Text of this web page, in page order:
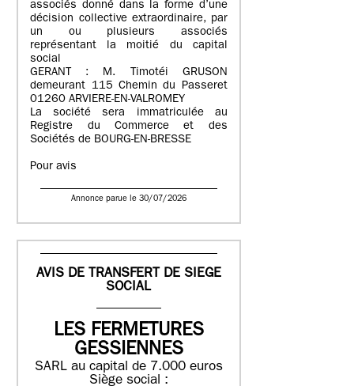
associés donné dans la forme d’une
décision collective extraordinaire, par
un ou plusieurs associés
représentant la moitié du capital
social
GERANT : M. Timotéi GRUSON
demeurant 115 Chemin du Passeret
01260 ARVIERE-EN-VALROMEY
La société sera immatriculée au
Registre du Commerce et des
Sociétés de BOURG-EN-BRESSE
Pour avis
Annonce parue le 30/07/2026
AVIS DE TRANSFERT DE SIEGE
SOCIAL
LES FERMETURES
GESSIENNES
SARL au capital de 7.000 euros
Siège social :